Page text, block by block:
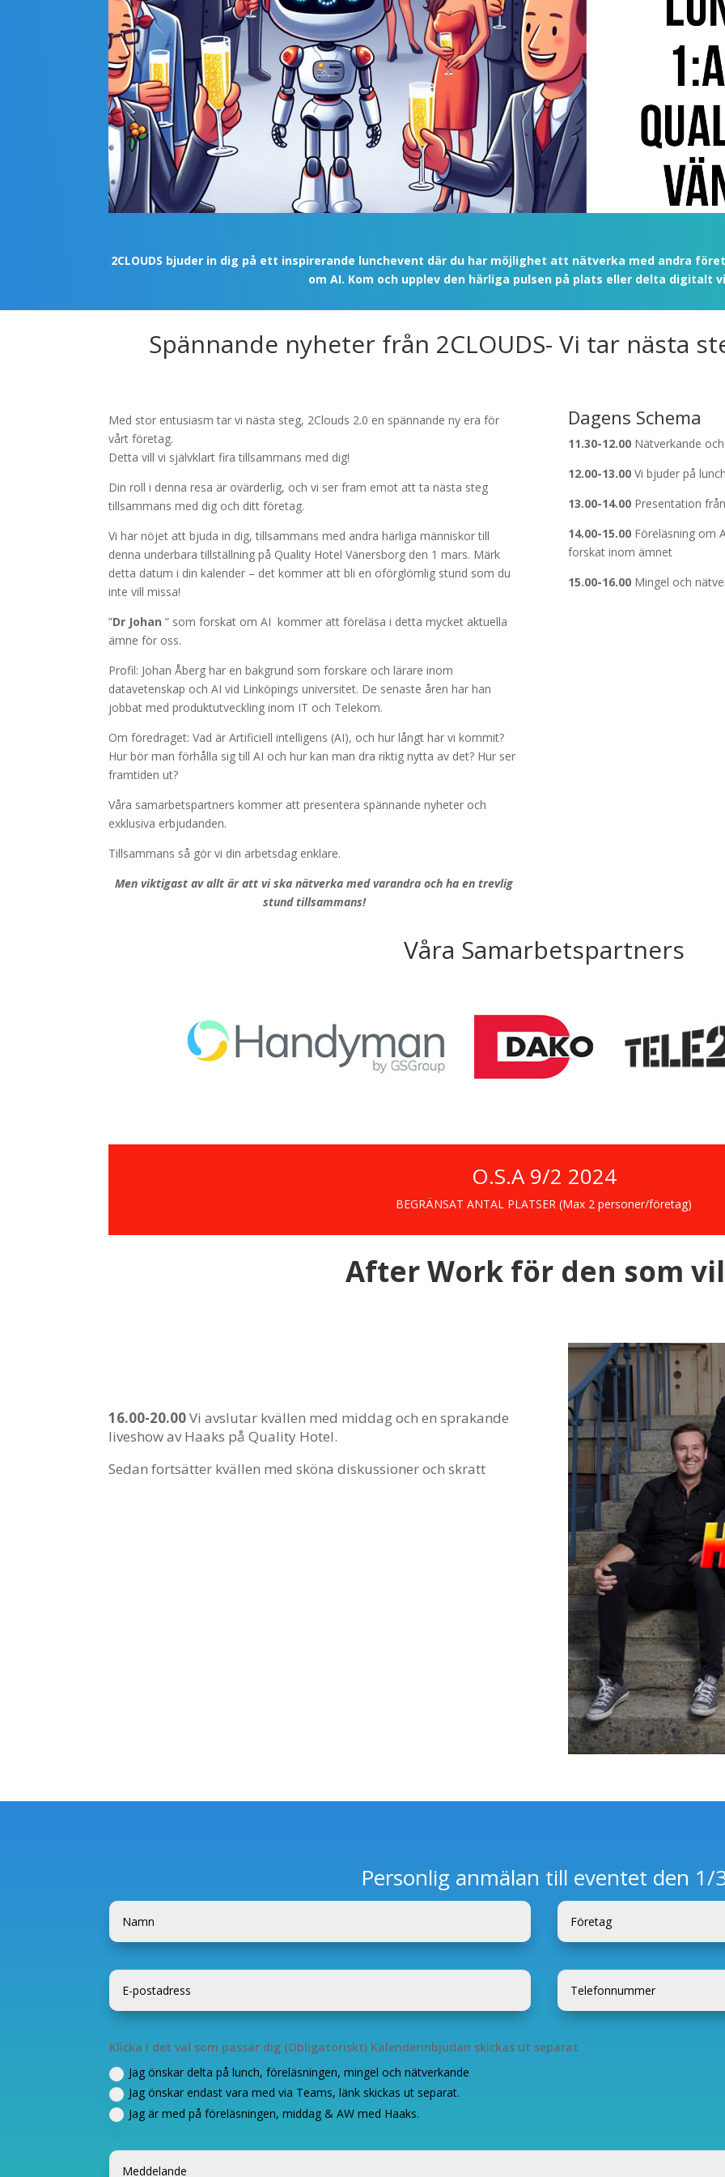
2CLOUDS bjuder in dig på ett inspirerande lunchevent där du har möjlighet att nätverka med andra
om AI. Kom och upplev den härliga pulsen på plats eller delta digitalt
Spännande nyheter från 2CLOUDS- Vi tar nästa
Med stor entusiasm tar vi nästa steg, 2Clouds 2.0 en spännande ny era för
vårt företag.
Detta vill vi självklart fira tillsammans med dig!
Din roll i denna resa är ovärderlig, och vi ser fram emot att ta nästa steg
tillsammans med dig och ditt företag.
Vi har nöjet att bjuda in dig, tillsammans med andra härliga människor till
denna underbara tillställning på Quality Hotel Vänersborg den 1 mars. Märk
detta datum i din kalender – det kommer att bli en oförglömlig stund som du
inte vill missa!
”Dr Johan ” som forskat om AI kommer att föreläsa i detta mycket aktuella
ämne för oss.
Profil: Johan Åberg har en bakgrund som forskare och lärare inom
datavetenskap och AI vid Linköpings universitet. De senaste åren har han
jobbat med produktutveckling inom IT och Telekom.
Om föredraget: Vad är Artificiell intelligens (AI), och hur långt har vi kommit?
Hur bör man förhålla sig till AI och hur kan man dra riktig nytta av det? Hur ser
framtiden ut?
Våra samarbetspartners kommer att presentera spännande nyheter och
exklusiva erbjudanden.
Tillsammans så gör vi din arbetsdag enklare.
Men viktigast av allt är att vi ska nätverka med varandra och ha en trevlig
stund tillsammans!
Dagens Schema
11.30-12.00Nätverkande
12.00-13.00Vi bjuder på
13.00-14.00Presentation
14.00-15.00Föreläsning om
forskat inom ämnet
15.00-16.00Mingel och
Våra Samarbetspartners
O.S.A 9/2 2024
BEGRÄNSAT ANTAL PLATSER (Max 2 personer/företag)
After Work för den som
16.00-20.00Vi avslutar kvällen med middag och en sprakande
liveshow av Haaks på Quality Hotel.
Sedan fortsätter kvällen med sköna diskussioner och skratt
Personlig anmälan till eventet den 1/
Klicka i det val som passar dig (Obligatoriskt) Kalenderinbjudan skickas ut separat
Jag önskar delta på lunch, föreläsningen, mingel och nätverkande
Jag önskar endast vara med via Teams, länk skickas ut separat.
Jag är med på föreläsningen, middag & AW med Haaks.